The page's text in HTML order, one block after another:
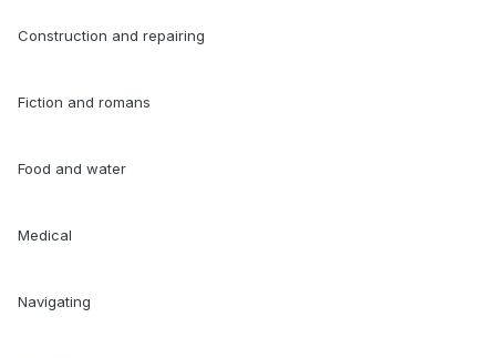
Construction and repairing
Fiction and romans
Food and water
Medical
Navigating